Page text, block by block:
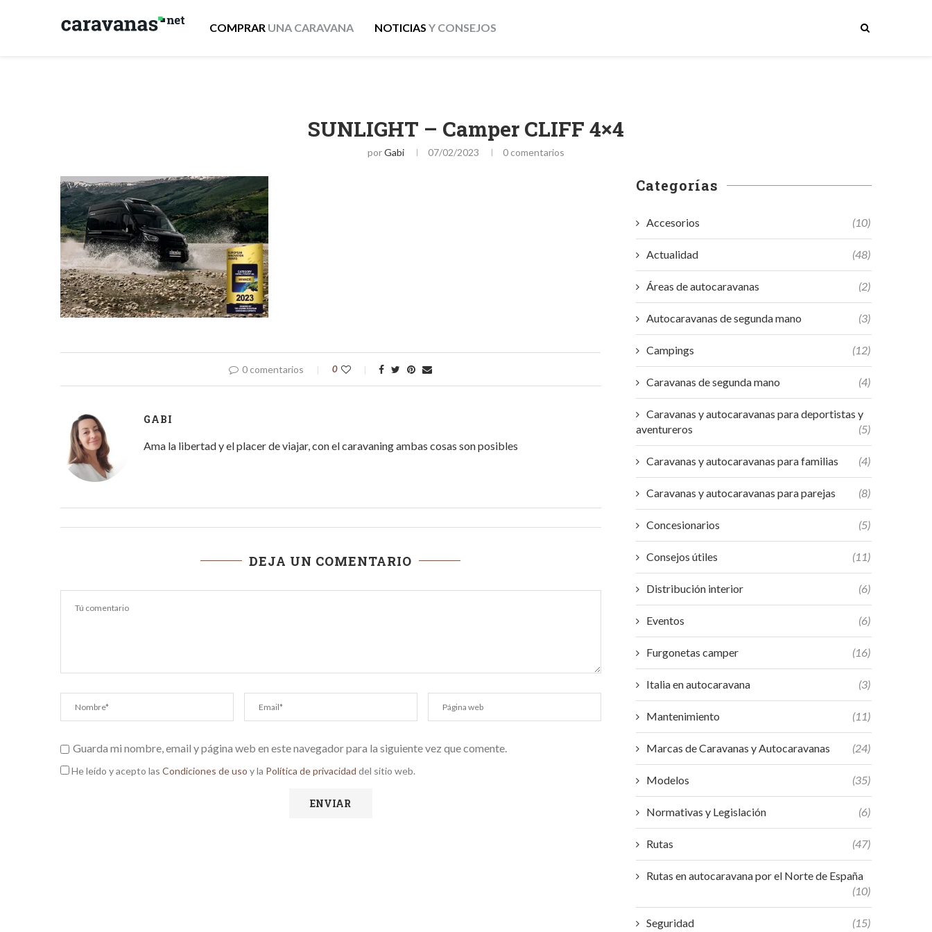
COMPRAR UNA CARAVANA NOTICIAS Y CONSEJOS
SUNLIGHT – Camper CLIFF 4×4
porGabi 07/02/2023 0 comentarios
0 comentarios 0
GABI
Ama la libertad y el placer de viajar, con el caravaning ambas cosas son posibles
DEJA UN COMENTARIO
Guarda mi nombre, email y página web en este navegador para la siguiente vez que comente.
He leído y acepto las Condiciones de uso y la Política de privacidad del sitio web.
Categorías
Accesorios (10)
Actualidad (48)
Áreas de autocaravanas (2)
Autocaravanas de segunda mano (3)
Campings (12)
Caravanas de segunda mano (4)
Caravanas y autocaravanas para deportistas y
aventureros
(5)
Caravanas y autocaravanas para familias (4)
Caravanas y autocaravanas para parejas (8)
Concesionarios (5)
Consejos útiles (11)
Distribución interior (6)
Eventos (6)
Furgonetas camper (16)
Italia en autocaravana (3)
Mantenimiento (11)
Marcas de Caravanas y Autocaravanas (24)
Modelos (35)
Normativas y Legislación (6)
Rutas (47)
Rutas en autocaravana por el Norte de España
(10)
Seguridad (15)